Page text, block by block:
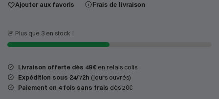
Ajouter aux favoris Frais de livraison
🚨 Plus que 3 en stock !
Livraison offerte dès 49 € en relais colis
Expédition sous 24/72h (jours ouvrés)
Paiement en 4 fois sans frais dès 20€